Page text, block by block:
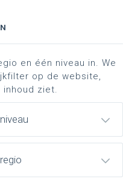
en één niveau in. We
op de website,
ziet.